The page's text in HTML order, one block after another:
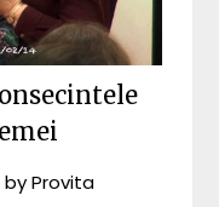
byProvita